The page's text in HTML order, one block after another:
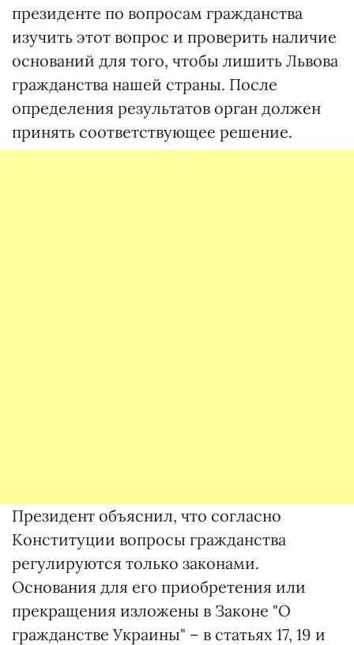
президенте по вопросам гражданства
изучить этот вопрос и проверить наличие
оснований для того, чтобы лишить Львова
гражданства нашей страны. После
определения результатов орган должен
принять соответствующее решение.
Президент объяснил, что согласно
Конституции вопросы гражданства
регулируются только законами.
Основания для его приобретения или
прекращения изложены в Законе "О
гражданстве Украины" – в статьях 17, 19 и